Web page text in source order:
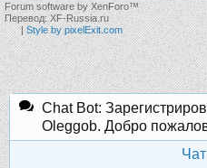
Forum software by XenForo™
Перевод:XF-Russia.ru
|Style by pixelExit.com
Chat Bot:
Oleggob. Добро